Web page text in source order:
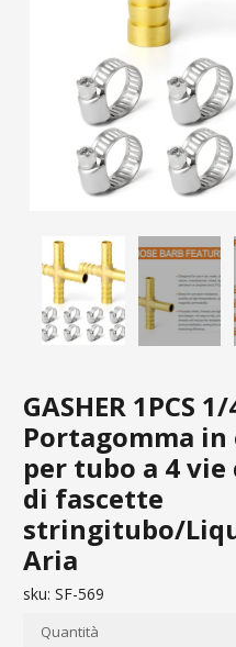
GASHER 1PCS
Portagomma
per tubo a 4
di fascette
stringitubo/
Aria
sku: SF-569
Quantità